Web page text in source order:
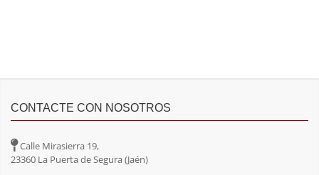
CONTACTE CON NOSOTROS
Calle Mirasierra 19,
23360 La Puerta de Segura (Jaén)